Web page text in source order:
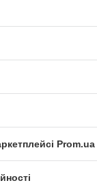
Prom.ua